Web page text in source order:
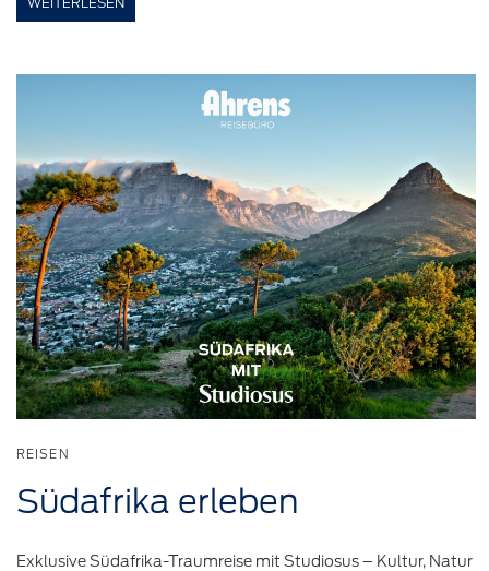
REISEN
Südafrika erleben
Exklusive Südafrika-Traumreise mit Studiosus – Kultur, Natur